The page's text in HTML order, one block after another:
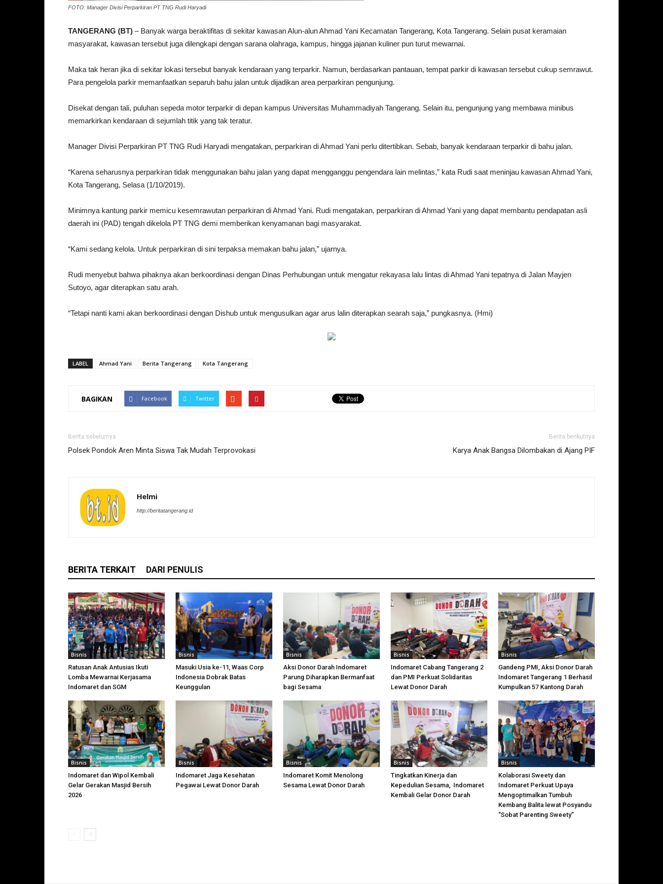
FOTO: Manager Divisi Perparkiran PT TNG Rudi Haryadi
TANGERANG (BT) – Banyak warga beraktifitas di sekitar kawasan Alun-alun Ahmad Yani Kecamatan Tangerang, Kota Tangerang. Selain pusat keramaian
masyarakat, kawasan tersebut juga dilengkapi dengan sarana olahraga, kampus, hingga jajanan kuliner pun turut mewarnai.
Maka tak heran jika di sekitar lokasi tersebut banyak kendaraan yang terparkir. Namun, berdasarkan pantauan, tempat parkir di kawasan tersebut cukup semrawut.
Para pengelola parkir memanfaatkan separuh bahu jalan untuk dijadikan area perparkiran pengunjung.
Disekat dengan tali, puluhan sepeda motor terparkir di depan kampus Universitas Muhammadiyah Tangerang. Selain itu, pengunjung yang membawa minibus
memarkirkan kendaraan di sejumlah titik yang tak teratur.
Manager Divisi Perparkiran PT TNG Rudi Haryadi mengatakan, perparkiran di Ahmad Yani perlu ditertibkan. Sebab, banyak kendaraan terparkir di bahu jalan.
“Karena seharusnya perparkiran tidak menggunakan bahu jalan yang dapat mengganggu pengendara lain melintas,” kata Rudi saat meninjau kawasan Ahmad Yani,
Kota Tangerang, Selasa (1/10/2019).
Minimnya kantung parkir memicu kesemrawutan perparkiran di Ahmad Yani. Rudi mengatakan, perparkiran di Ahmad Yani yang dapat membantu pendapatan asli
daerah ini (PAD) tengah dikelola PT TNG demi memberikan kenyamanan bagi masyarakat.
“Kami sedang kelola. Untuk perparkiran di sini terpaksa memakan bahu jalan,” ujarnya.
Rudi menyebut bahwa pihaknya akan berkoordinasi dengan Dinas Perhubungan untuk mengatur rekayasa lalu lintas di Ahmad Yani tepatnya di Jalan Mayjen
Sutoyo, agar diterapkan satu arah.
“Tetapi nanti kami akan berkoordinasi dengan Dishub untuk mengusulkan agar arus lalin diterapkan searah saja,” pungkasnya. (Hmi)
LABEL Ahmad Yani Berita Tangerang Kota Tangerang
BAGIKAN Facebook Twitter
Berita sebelumya
Polsek Pondok Aren Minta Siswa Tak Mudah Terprovokasi
Berita berikutnya
Karya Anak Bangsa Dilombakan di Ajang PIF
Helmi
http://beritatangerang.id
BERITA TERKAIT DARI PENULIS
Bisnis
Ratusan Anak Antusias Ikuti
Lomba Mewarnai Kerjasama
Indomaret dan SGM
Bisnis
Masuki Usia ke-11, Waas Corp
Indonesia Dobrak Batas
Keunggulan
Bisnis
Aksi Donor Darah Indomaret
Parung Diharapkan Bermanfaat
bagi Sesama
Bisnis
Indomaret Cabang Tangerang 2
dan PMI Perkuat Solidaritas
Lewat Donor Darah
Bisnis
Gandeng PMI, Aksi Donor Darah
Indomaret Tangerang 1 Berhasil
Kumpulkan 57 Kantong Darah
Bisnis
Indomaret dan Wipol Kembali
Gelar Gerakan Masjid Bersih
2026
Bisnis
Indomaret Jaga Kesehatan
Pegawai Lewat Donor Darah
Bisnis
Indomaret Komit Menolong
Sesama Lewat Donor Darah
Bisnis
Tingkatkan Kinerja dan
Kepedulian Sesama, Indomaret
Kembali Gelar Donor Darah
Bisnis
Kolaborasi Sweety dan
Indomaret Perkuat Upaya
Mengoptimalkan Tumbuh
Kembang Balita lewat Posyandu
“Sobat Parenting Sweety”